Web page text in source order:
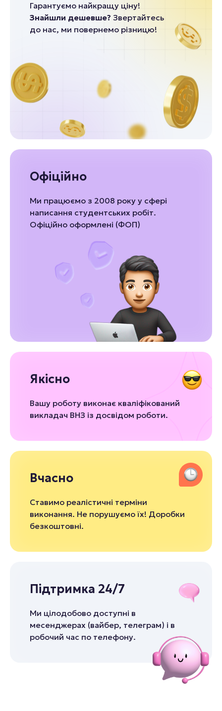
Гарантуємо найкращу ціну!
Знайшли дешевше? Звертайтесь
до нас, ми повернемо різницю!
Офіційно
Ми працюємо з 2008 року у сфері
написання студентських робіт.
Офіційно оформлені (ФОП)
Якісно
Вашу роботу виконає кваліфікований
викладач ВНЗ із досвідом роботи.
Вчасно
Ставимо реалістичні терміни
виконання. Не порушуємо їх! Доробки
безкоштовні.
Підтримка 24/7
Ми цілодобово доступні в
месенджерах (вайбер, телеграм) і в
робочий час по телефону.